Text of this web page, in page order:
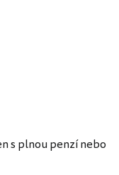
s plnou penzí nebo